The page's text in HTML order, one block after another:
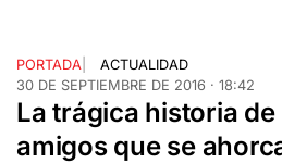
PORTADA
ACTUALIDAD
30 DE SEPTIEMBRE DE 2016 · 18:42
La trágica historia
amigos que se